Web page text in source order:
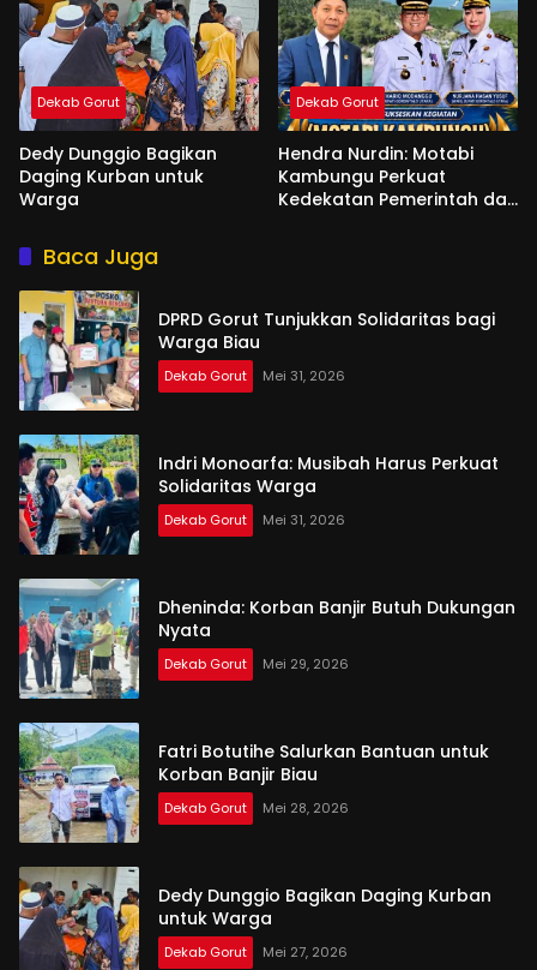
Dekab Gorut
Dedy Dunggio Bagikan
Daging Kurban untuk
Warga
Dekab Gorut
Hendra Nurdin: Motabi
Kambungu Perkuat
Kedekatan Pemerintah dan
Baca Juga
DPRD Gorut Tunjukkan Solidaritas bagi
Warga Biau
Dekab Gorut Mei 31, 2026
Indri Monoarfa: Musibah Harus Perkuat
Solidaritas Warga
Dekab Gorut Mei 31, 2026
Dheninda: Korban Banjir Butuh Dukungan
Nyata
Dekab Gorut Mei 29, 2026
Fatri Botutihe Salurkan Bantuan untuk
Korban Banjir Biau
Dekab Gorut Mei 28, 2026
Dedy Dunggio Bagikan Daging Kurban
untuk Warga
Dekab Gorut Mei 27, 2026